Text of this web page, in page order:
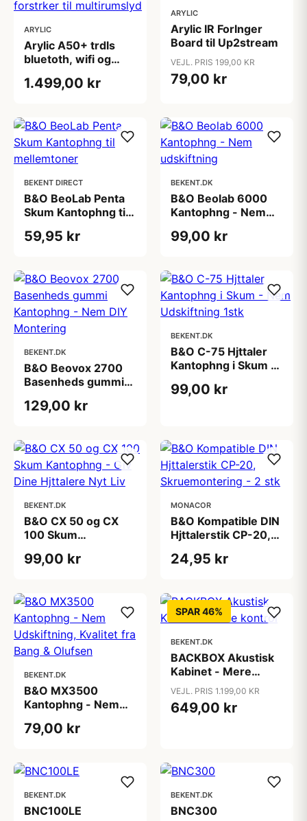
ARYLIC
Arylic A50+ trdls
bluetoth, wifi og
multirumslyd
1.499,00 kr
ARYLIC
Arylic IR Forlnger
Board til Up2stream
VEJL. PRIS 199,00 KR
79,00 kr
BEKENT DIRECT
B&O BeoLab Penta
Skum Kantophng til
59,95 kr
BEKENT.DK
B&O Beolab 6000
Kantophng - Nem
99,00 kr
BEKENT.DK
B&O Beovox 2700
Basenheds gummi
DIY Montering
129,00 kr
BEKENT.DK
B&O C-75 Hjttaler
Kantophng i Skum -
1stk
99,00 kr
BEKENT.DK
B&O CX 50 og CX
100 Skum
Dine Hjttalere Nyt
99,00 kr
MONACOR
B&O Kompatible DIN
Hjttalerstik CP-20,
stk
24,95 kr
BEKENT.DK
B&O MX3500
Kantophng - Nem
fra Bang & Olufsen
79,00 kr
SPAR 46%
BEKENT.DK
BACKBOX Akustisk
Kabinet - Mere
kontrol
VEJL. PRIS 1.199,00 KR
649,00 kr
BEKENT.DK
BNC100LE
BEKENT.DK
BNC300